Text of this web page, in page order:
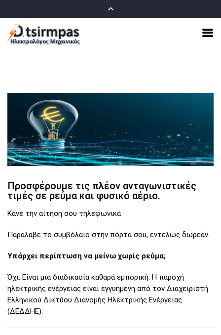
Προσφέρουμε τις πλέον ανταγωνιστικές
τιμές σε ρεύμα και φυσικό αέριο.
Κάνε την αίτηση σου τηλεφωνικά
Παράλαβε το συμβόλαιο στην πόρτα σου, εντελώς δωρεάν.
Υπάρχει περίπτωση να μείνω χωρίς ρεύμα;
Όχι. Είναι μια διαδικασία καθαρά εμπορική. Η παροχή
ηλεκτρικής ενέργειας είναι εγγυημένη από τον Διαχειριστή
Ελληνικού Δικτύου Διανομής Ηλεκτρικής Ενέργειας
(ΔΕΔΔΗΕ).